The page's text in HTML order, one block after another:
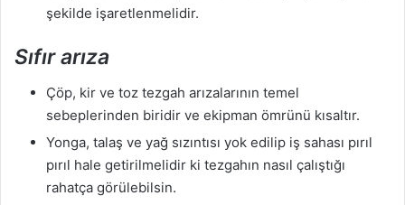
şekilde işaretlenmelidir.
Sıfır arıza
Çöp, kir ve toz tezgah arızalarının temel
sebeplerinden biridir ve ekipman ömrünü kısaltır.
Yonga, talaş ve yağ sızıntısı yok edilip iş sahası pırıl
pırıl hale getirilmelidir ki tezgahın nasıl çalıştığı
rahatça görülebilsin.